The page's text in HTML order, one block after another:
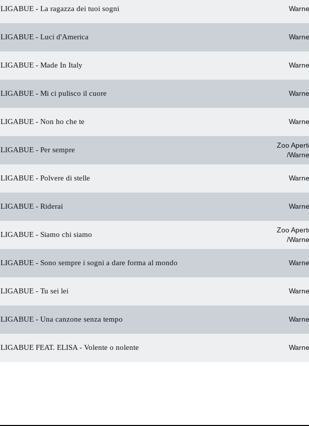
LIGABUE - La ragazza dei tuoi sogni
LIGABUE - Luci d'America
LIGABUE - Made In Italy
LIGABUE - Mi ci pulisco il cuore
LIGABUE - Non ho che te
LIGABUE - Per sempre
Zoo
/
LIGABUE - Polvere di stelle
LIGABUE - Riderai
LIGABUE - Siamo chi siamo
Zoo
/
LIGABUE - Sono sempre i sogni a dare forma al mondo
LIGABUE - Tu sei lei
LIGABUE - Una canzone senza tempo
LIGABUE FEAT. ELISA - Volente o nolente